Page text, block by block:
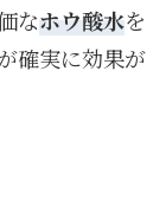
なホウ酸水を
確実に効果が